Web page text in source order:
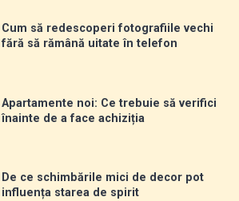
Cum să redescoperi fotografiile vechi
fără să rămână uitate în telefon
Apartamente noi: Ce trebuie să verifici
înainte de a face achiziția
De ce schimbările mici de decor pot
influența starea de spirit